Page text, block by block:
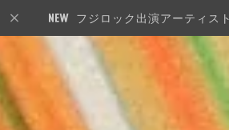
フジロック出演アーティス